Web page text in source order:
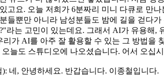
고요. 오늘 저희가 6분짜리 미니 다큐로 만나
들뿐만 아니라 남성분들도 밤에 길을 걷다
라는 고민이 있는데요. 그래서 AI가 유용해,
가 AI를 아주 잘 활용할 수 있는 그 방법을
늘도 스튜디오에 나오셨습니다. 어서 오십
네, 안녕하세요. 반갑습니다. 이종철입니다.